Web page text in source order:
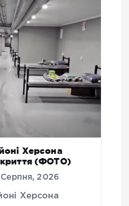
Херсона
(ФОТО)
Серпня, 2026
Херсона